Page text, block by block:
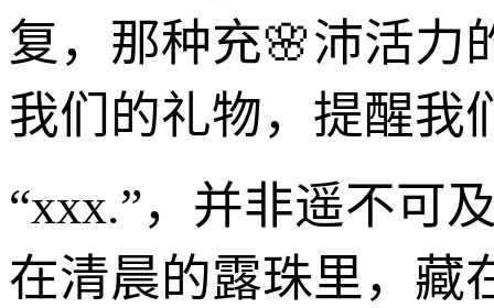
复，那种充🌸沛活力
我们的礼物，提醒我
“xxx.”，并非遥不可
在清晨的露珠里，藏